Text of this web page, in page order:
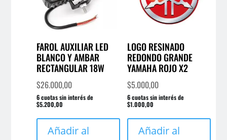
FAROL AUXILIAR LED
BLANCO Y AMBAR
RECTANGULAR 18W
$26.000,00
6 cuotas sin interés de
$5.200,00
Añadir al
LOGO RESINADO
REDONDO GRANDE
YAMAHA ROJO X2
$5.000,00
6 cuotas sin interés de
$1.000,00
Añadir al